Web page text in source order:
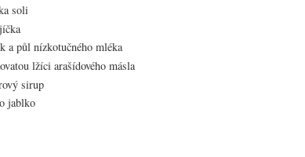
soli
a půl nízkotučného mléka
lžíci arašídového másla
sirup
jablko